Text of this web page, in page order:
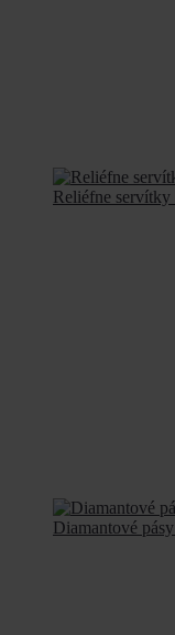
Reliéfne servítky
Diamantové pásy